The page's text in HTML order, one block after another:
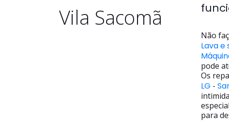
Vila Sacomã
Não
Lava e
pode
Os
LG -
para